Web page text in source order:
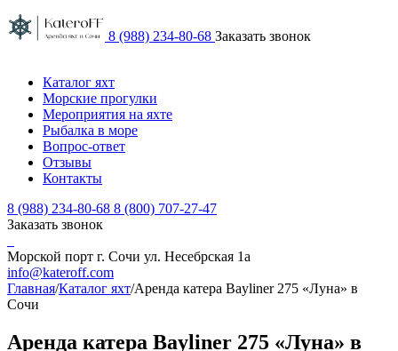
8 (988) 234-80-68 Заказать звонок
Каталог яхт
Морские прогулки
Мероприятия на яхте
Рыбалка в море
Вопрос-ответ
Отзывы
Контакты
8 (988) 234-80-68 8 (800) 707-27-47
Заказать звонок
Морской порт г. Сочи ул. Несебрская 1а
info@kateroff.com
Главная/Каталог яхт/Аренда катера Bayliner 275 «Луна» в
Сочи
Аренда катера Bayliner 275 «Луна» в